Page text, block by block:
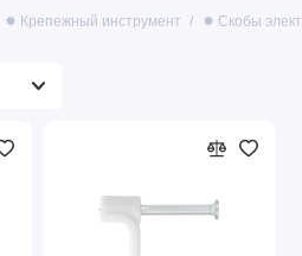
✹ Крепежный инструмент ✹ Скобы